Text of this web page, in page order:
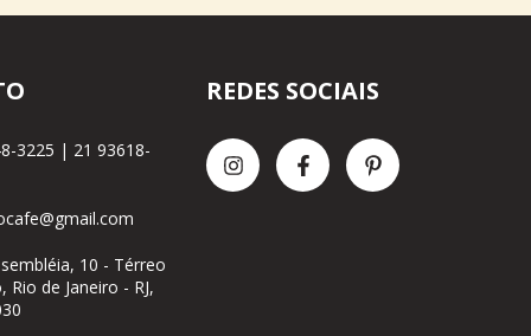
3225 | 21 93618-
10 - Térreo
Rio de Janeiro - RJ,
REDES SOCIAIS